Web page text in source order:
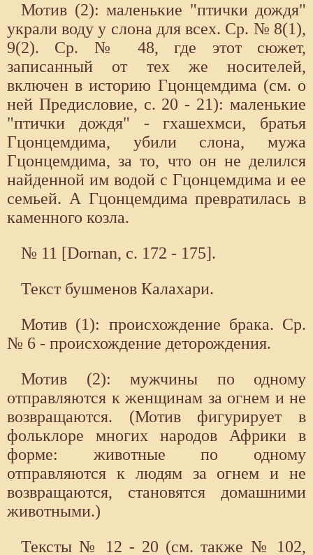
Мотив (2): маленькие "птички дождя"
украли воду у слона для всех. Ср. № 8(1),
9(2). Ср. № 48, где этот сюжет,
записанный от тех же носителей,
включен в историю Гцонцемдима (см. о
ней Предисловие, с. 20 - 21): маленькие
"птички дождя" - гхашехмси, братья
Гцонцемдима, убили слона, мужа
Гцонцемдима, за то, что он не делился
найденной им водой с Гцонцемдима и ее
семьей. А Гцонцемдима превратилась в
каменного козла.
№ 11 [Dornan, с. 172 - 175].
Текст бушменов Калахари.
Мотив (1): происхождение брака. Ср.
№ 6 - происхождение деторождения.
Мотив (2): мужчины по одному
отправляются к женщинам за огнем и не
возвращаются. (Мотив фигурирует в
фольклоре многих народов Африки в
форме: животные по одному
отправляются к людям за огнем и не
возвращаются, становятся домашними
животными.)
Тексты № 12 - 20 (см. также № 102,